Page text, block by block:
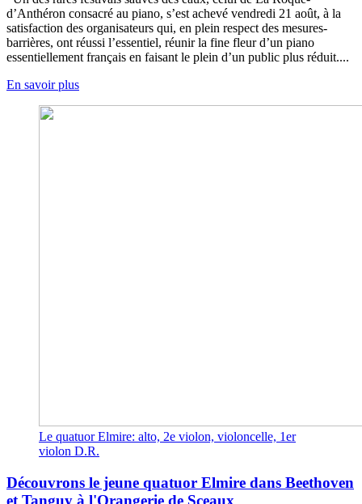
d’Anthéron consacré au piano, s’est achevé vendredi 21 août, à la
satisfaction des organisateurs qui, en plein respect des mesures-
barrières, ont réussi l’essentiel, réunir la fine fleur d’un piano
essentiellement français en faisant le plein d’un public plus réduit....
En savoir plus
Le quatuor Elmire: alto, 2e violon, violoncelle, 1er
violon D.R.
Découvrons le jeune quatuor Elmire dans Beethoven
et Tanguy à l'Orangerie de Sceaux